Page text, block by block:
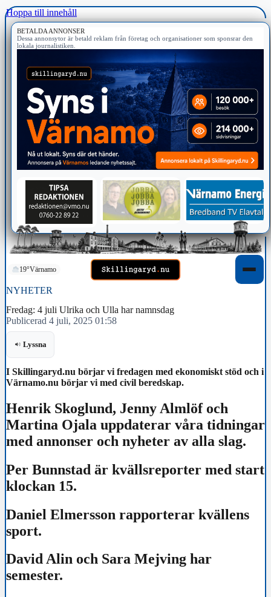
Hoppa till innehåll
BETALDA ANNONSER
Dessa annonsytor är betald reklam från företag och organisationer som sponsrar den
lokala journalistiken.
19°Värnamo
NYHETER
Fredag: 4 juli Ulrika och Ulla har namnsdag
Publicerad 4 juli, 2025 01:58
Lyssna
I Skillingaryd.nu börjar vi fredagen med ekonomiskt stöd och i
Värnamo.nu börjar vi med civil beredskap.
Henrik Skoglund, Jenny Almlöf och
Martina Ojala uppdaterar våra tidningar
med annonser och nyheter av alla slag.
Per Bunnstad är kvällsreporter med start
klockan 15.
Daniel Elmersson rapporterar kvällens
sport.
David Alin och Sara Mejving har
semester.